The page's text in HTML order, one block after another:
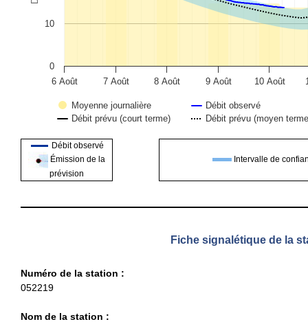
Moyenne journalière
Débit prévu (court terme)
Débit prévu (moyen
Débit observé
6 Août 7 Août 8 Août 9 Août 10 Août
0
10
End of interactive chart.
Débit observé
Émission de la
prévision
Intervalle de
Fiche signalétique de la
Numéro de la station :
052219
Nom de la station :